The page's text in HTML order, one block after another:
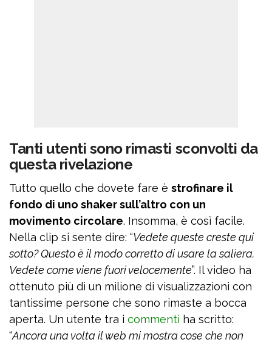
Tanti utenti sono rimasti sconvolti da
questa rivelazione
Tutto quello che dovete fare è strofinare il
fondo di uno shaker sull’altro con un
movimento circolare. Insomma, è così facile.
Nella clip si sente dire: “Vedete queste creste qui
sotto? Questo è il modo corretto di usare la saliera.
Vedete come viene fuori velocemente”. Il video ha
ottenuto più di un milione di visualizzazioni con
tantissime persone che sono rimaste a bocca
aperta. Un utente tra i commenti ha scritto:
“Ancora una volta il web mi mostra cose che non